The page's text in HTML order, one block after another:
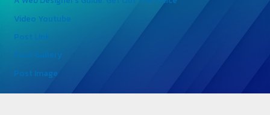
Video Youtube
Post Link
Post Gallery
Post Image